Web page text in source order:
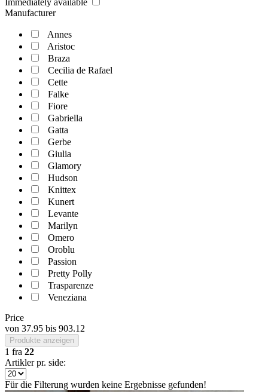
Manufacturer
Annes
Aristoc
Braza
Cecilia de Rafael
Cette
Falke
Fiore
Gabriella
Gatta
Gerbe
Giulia
Glamory
Hudson
Knittex
Kunert
Levante
Marilyn
Omero
Oroblu
Passion
Pretty Polly
Trasparenze
Veneziana
Price
von 37.95 bis 903.12
Produkte anzeigen
1 fra 22
Artikler pr. side:
Für die Filterung wurden keine Ergebnisse gefunden!